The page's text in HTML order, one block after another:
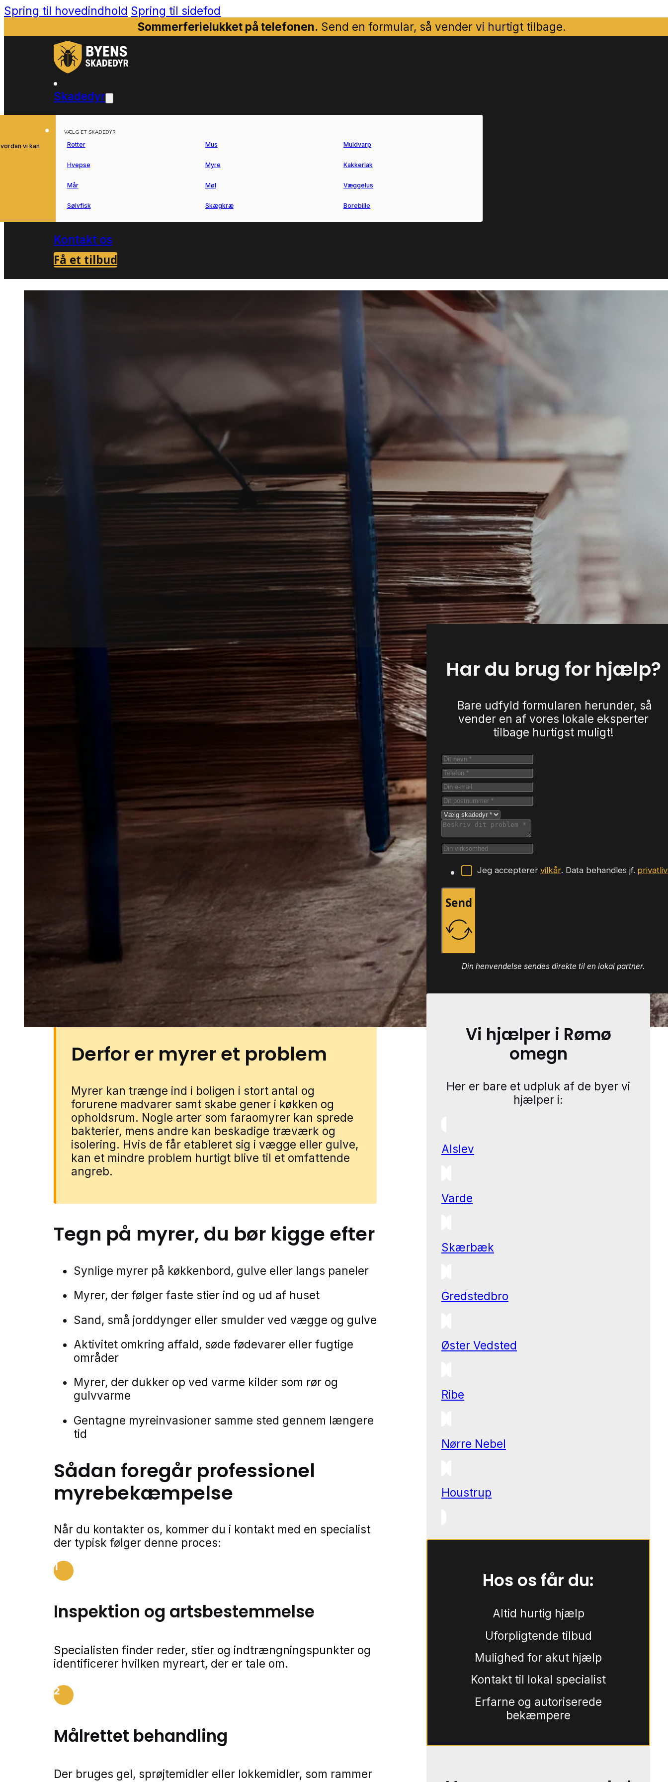
Spring til hovedindhold Spring til sidefod
Sommerferielukket på telefonen. Send en formular, så vender vi hurtigt tilbage.
Skadedyr
vi kan
VÆLG ET SKADEDYR
Rotter Mus Muldvarp
Hvepse Myre Kakkerlak
Mår Møl Væggelus
Sølvfisk Skægkræ Borebille
Kontakt os
Få et tilbud
Myrebekæmpelse i
Rømø
Myrebekæmpelse i Rømø kan være relevant, hvis problemet breder sig
omkring bolig, skur eller have.
Vi forbinder dig med lokale partnere, så du hurtigt kan komme videre
med den rette hjælp.
Lokal bekæmpelse af
Myrer kan hurtigt gå fra at være en lille irritation til et
problem, der breder sig omkring bolig og opholdsarealer. De
søger typisk mod steder, hvor der er ro, skjul og let adgang
til fugt eller føde, og derfor kan de være svære at holde
gode forhold, vender de ofte tilbage, og det gør det vigtigt at
På Rømø kan udfordringerne ofte hænge sammen med
blandede boligområder, småbygninger som skure og
garager samt haver med beplantning og kompost.
Derudover kan fugtige nærmiljøer og natur lige op ad
boligområder give forhold, hvor myrer lettere finder vej tæt
på huse og opholdsrum. Du kan få myrehjælp i Rømø
gennem vores lokale partnere. Udfyld blot formularen, så
forbinder vi dig med en specialist fra nærområdet.
Derfor er myrer et problem
Myrer kan trænge ind i boligen i stort antal og
forurene madvarer samt skabe gener i køkken og
opholdsrum. Nogle arter som faraomyrer kan sprede
bakterier, mens andre kan beskadige træværk og
isolering. Hvis de får etableret sig i vægge eller gulve,
kan et mindre problem hurtigt blive til et omfattende
angreb.
Tegn på myrer, du bør kigge efter
Synlige myrer på køkkenbord, gulve eller langs paneler
Myrer, der følger faste stier ind og ud af huset
Sand, små jorddynger eller smulder ved vægge og gulve
Aktivitet omkring affald, søde fødevarer eller fugtige
områder
Myrer, der dukker op ved varme kilder som rør og
gulvvarme
Gentagne myreinvasioner samme sted gennem længere
tid
Sådan foregår professionel
myrebekæmpelse
Når du kontakter os, kommer du i kontakt med en specialist
der typisk følger denne proces:
1
Inspektion og artsbestemmelse
Specialisten finder reder, stier og indtrængningspunkter og
identificerer hvilken myreart, der er tale om.
2
Målrettet behandling
Der bruges gel, sprøjtemidler eller lokkemidler, som rammer
Har du brug for hjælp?
Bare udfyld formularen herunder, så
vender en af vores lokale eksperter
tilbage hurtigst muligt!
Jeg accepterer vilkår. Data behandles jf.
Send
Din henvendelse sendes direkte til en lokal partner.
Vi hjælper i Rømø
omegn
Her er bare et udpluk af de byer vi
hjælper i:
Alslev
Varde
Skærbæk
Gredstedbro
Øster Vedsted
Ribe
Nørre Nebel
Houstrup
Hos os får du:
Altid hurtig hjælp
Uforpligtende tilbud
Mulighed for akut hjælp
Kontakt til lokal specialist
Erfarne og autoriserede
bekæmpere